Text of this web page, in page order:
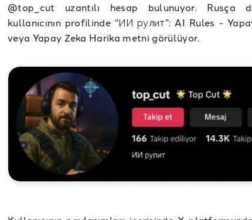
@top_cut uzantılı hesap bulunuyor. Rusça
kullanıcının profilinde “ИИ рулит”: AI Rules -
veya Yapay Zeka Harika metni görülüyor.